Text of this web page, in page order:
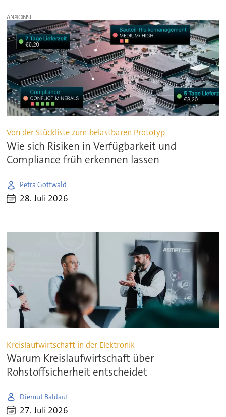
ANZEIGE
Von der Stückliste zum belastbaren Prototyp
Wie sich Risiken in Verfügbarkeit und
Compliance früh erkennen lassen
Petra Gottwald
28. Juli 2026
Kreislaufwirtschaft in der Elektronik
Warum Kreislaufwirtschaft über
Rohstoffsicherheit entscheidet
Diemut Baldauf
27. Juli 2026